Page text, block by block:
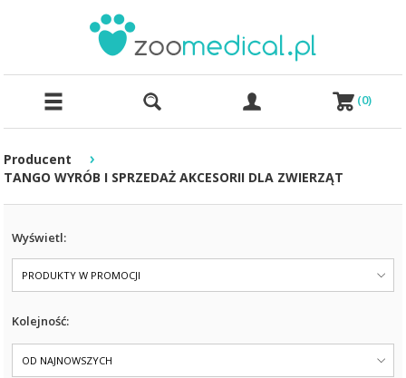
(0)
Producent ›
TANGO WYRÓB I SPRZEDAŻ AKCESORII DLA ZWIERZĄT
Wyświetl:
PRODUKTY W PROMOCJI
Kolejność:
OD NAJNOWSZYCH